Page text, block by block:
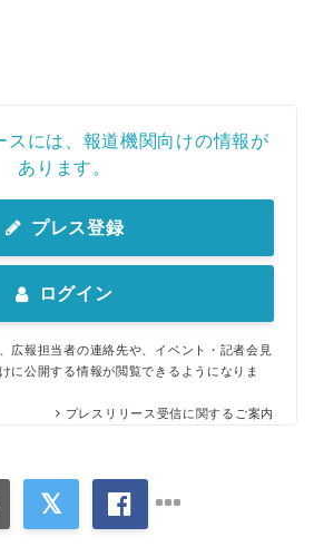
スには、報道機関向けの情報が
あります。
プレス登録
ログイン
広報担当者の連絡先や、イベント・記者会見
に公開する情報が閲覧できるようになりま
プレスリリース受信に関するご案内